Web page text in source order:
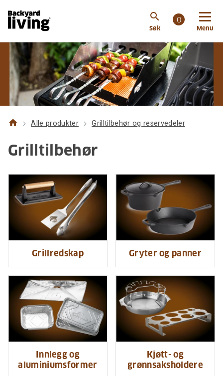
search
Søk
0
Menu
home Alle produkter Grilltilbehør og reservedeler
Grilltilbehør
Grillredskap Gryter og panner
Innlegg og
aluminiumsformer
Kjøtt- og
grønnsaksholdere